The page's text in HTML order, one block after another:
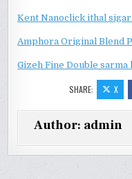
Kent Nanoclick ithal
Amphora Original Blend
Gizeh Fine Double sarma
SHARE: X
Author: admin